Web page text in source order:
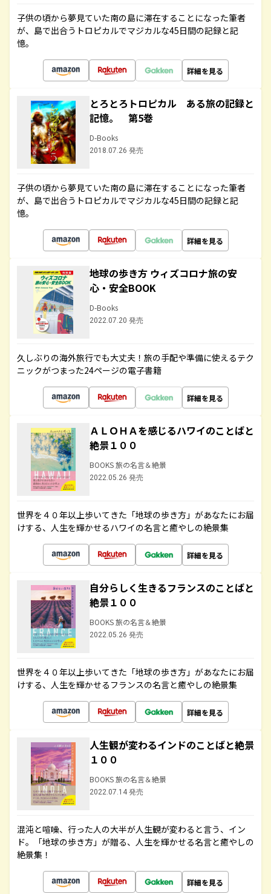
子供の頃から夢見ていた南の島に滞在することになった筆者
が、島で出合うトロピカルでマジカルな45日間の記録と記
憶。
詳細を見る
とろとろトロピカル ある旅の記録と
記憶。 第5巻
D-Books
2018.07.26 発売
子供の頃から夢見ていた南の島に滞在することになった筆者
が、島で出合うトロピカルでマジカルな45日間の記録と記
憶。
詳細を見る
地球の歩き方 ウィズコロナ旅の安
心・安全BOOK
D-Books
2022.07.20 発売
久しぶりの海外旅行でも大丈夫！旅の手配や準備に使えるテク
ニックがつまった24ページの電子書籍
詳細を見る
ＡＬＯＨＡを感じるハワイのことばと
絶景１００
BOOKS 旅の名言＆絶景
2022.05.26 発売
世界を４０年以上歩いてきた「地球の歩き方」があなたにお届
けする、人生を輝かせるハワイの名言と癒やしの絶景集
詳細を見る
自分らしく生きるフランスのことばと
絶景１００
BOOKS 旅の名言＆絶景
2022.05.26 発売
世界を４０年以上歩いてきた「地球の歩き方」があなたにお届
けする、人生を輝かせるフランスの名言と癒やしの絶景集
詳細を見る
人生観が変わるインドのことばと絶景
１００
BOOKS 旅の名言＆絶景
2022.07.14 発売
混沌と喧噪、行った人の大半が人生観が変わると言う、イン
ド。「地球の歩き方」が贈る、人生を輝かせる名言と癒やしの
絶景集！
詳細を見る